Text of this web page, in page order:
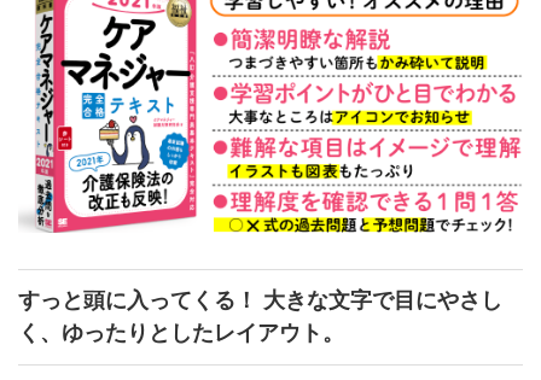
すっと頭に入ってくる！ 大きな文字で目にやさし
く、ゆったりとしたレイアウト。